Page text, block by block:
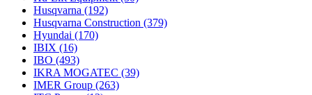
Husqvarna (192)
Husqvarna Construction (379)
Hyundai (170)
IBIX (16)
IBO (493)
IKRA MOGATEC (39)
IMER Group (263)